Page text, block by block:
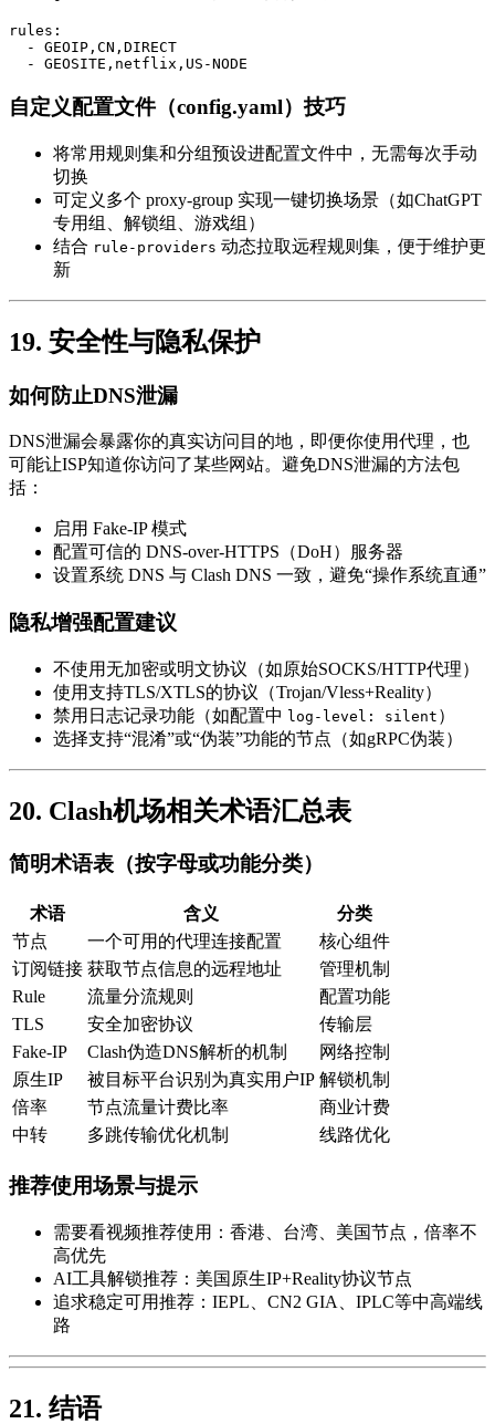
rules:
-
GEOIP,CN,DIRECT
-
GEOSITE,netflix,US-NODE
自定义配置文件（config.yaml）技巧
将常用规则集和分组预设进配置文件中，无需每次手动
切换
可定义多个 proxy-group 实现一键切换场景（如ChatGPT
专用组、解锁组、游戏组）
结合 rule-providers 动态拉取远程规则集，便于维护更
新
19. 安全性与隐私保护
如何防止DNS泄漏
DNS泄漏会暴露你的真实访问目的地，即便你使用代理，也
可能让ISP知道你访问了某些网站。避免DNS泄漏的方法包
括：
启用 Fake-IP 模式
配置可信的 DNS-over-HTTPS（DoH）服务器
设置系统 DNS 与 Clash DNS 一致，避免“操作系统直通”
隐私增强配置建议
不使用无加密或明文协议（如原始SOCKS/HTTP代理）
使用支持TLS/XTLS的协议（Trojan/Vless+Reality）
禁用日志记录功能（如配置中 log-level: silent ）
选择支持“混淆”或“伪装”功能的节点（如gRPC伪装）
20. Clash机场相关术语汇总表
简明术语表（按字母或功能分类）
术语 含义
分类
节点
一个可用的代理连接配置
核心组件
订阅链接 获取节点信息的远程地址
管理机制
Rule
流量分流规则
配置功能
TLS
安全加密协议
传输层
Fake-IP
Clash伪造DNS解析的机制
网络控制
原生IP
被目标平台识别为真实用户IP 解锁机制
倍率
节点流量计费比率
商业计费
中转
多跳传输优化机制 线路优化
推荐使用场景与提示
需要看视频推荐使用：香港、台湾、美国节点，倍率不
高优先
AI工具解锁推荐：美国原生IP+Reality协议节点
追求稳定可用推荐：IEPL、CN2 GIA、IPLC等中高端线
路
21. 结语